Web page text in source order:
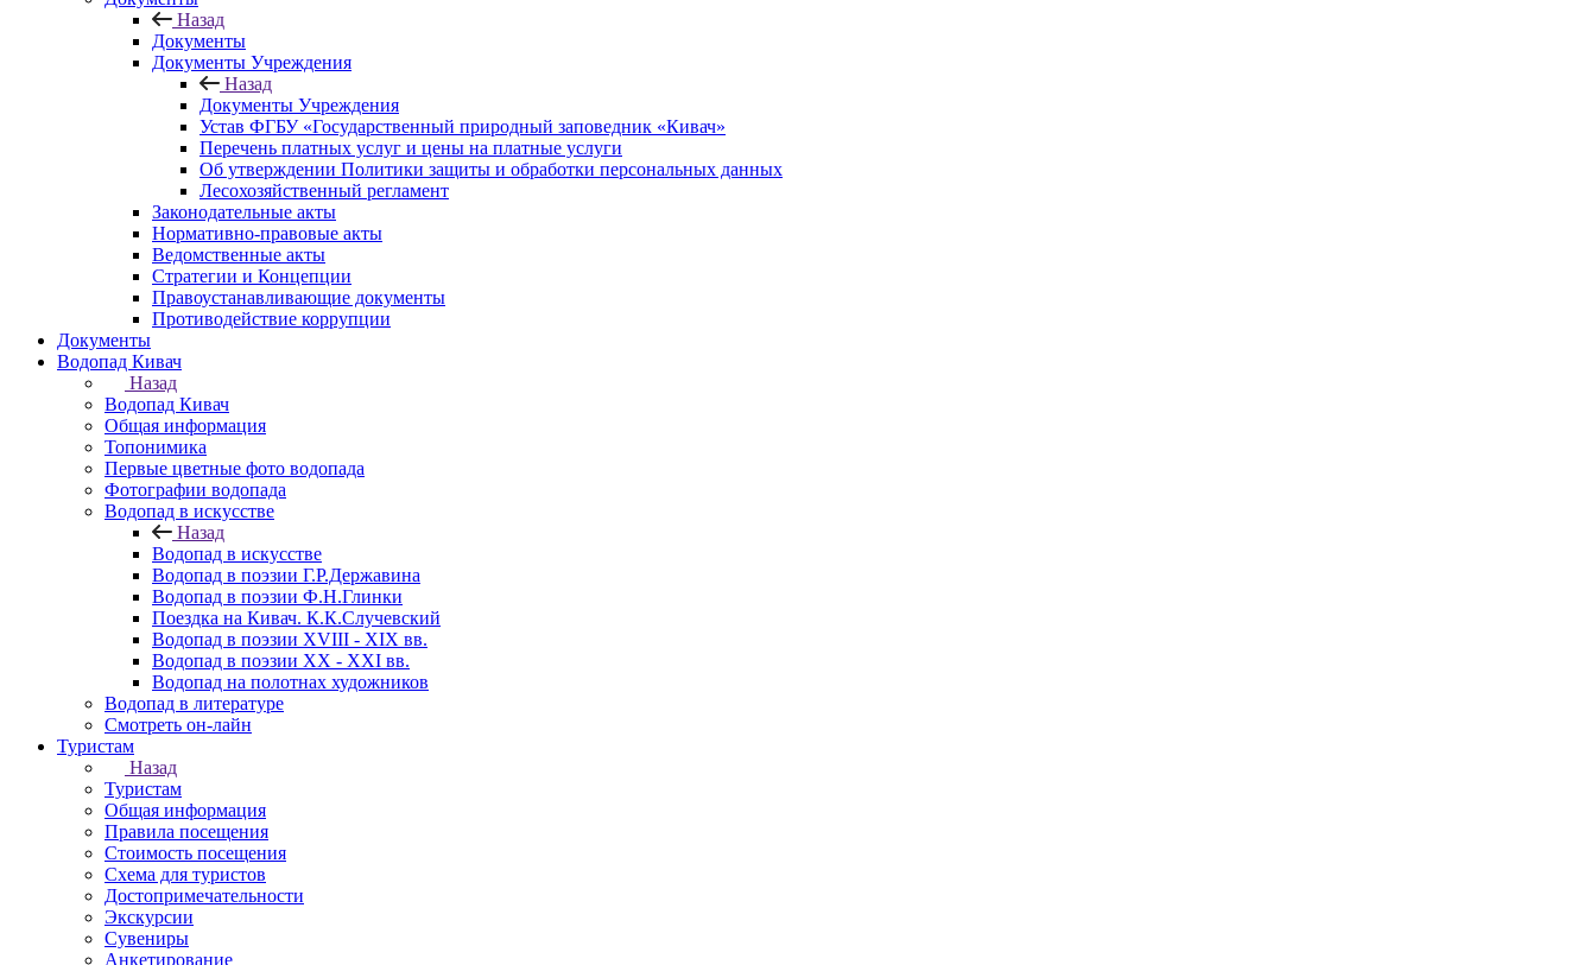
Назад
Документы
Документы Учреждения
Назад
Документы Учреждения
Устав ФГБУ «Государственный природный заповедник «Кивач»
Перечень платных услуг и цены на платные услуги
Об утверждении Политики защиты и обработки персональных данных
Лесохозяйственный регламент
Законодательные акты
Нормативно-правовые акты
Ведомственные акты
Стратегии и Концепции
Правоустанавливающие документы
Противодействие коррупции
Документы
Водопад Кивач
Назад
Водопад Кивач
Общая информация
Топонимика
Первые цветные фото водопада
Фотографии водопада
Водопад в искусстве
Назад
Водопад в искусстве
Водопад в поэзии Г.Р.Державина
Водопад в поэзии Ф.Н.Глинки
Поездка на Кивач. К.К.Случевский
Водопад в поэзии XVIII - XIX вв.
Водопад в поэзии XX - XXI вв.
Водопад на полотнах художников
Водопад в литературе
Смотреть он-лайн
Туристам
Назад
Туристам
Общая информация
Правила посещения
Стоимость посещения
Схема для туристов
Достопримечательности
Экскурсии
Сувениры
Анкетирование